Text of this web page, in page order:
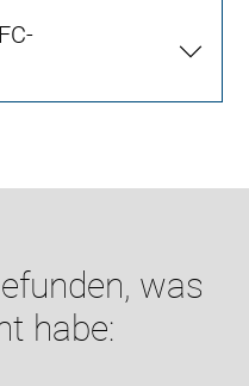
was
habe: